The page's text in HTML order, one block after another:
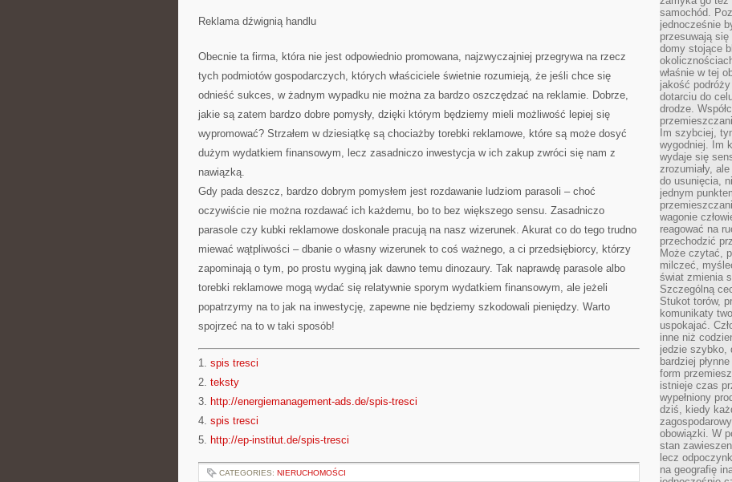
Reklama dźwignią handlu
Obecnie ta firma, która nie jest odpowiednio promowana, najzwyczajniej przegrywa na rzecz
tych podmiotów gospodarczych, których właściciele świetnie rozumieją, że jeśli chce się
odnieść sukces, w żadnym wypadku nie można za bardzo oszczędzać na reklamie. Dobrze,
jakie są zatem bardzo dobre pomysły, dzięki którym będziemy mieli możliwość lepiej się
wypromować? Strzałem w dziesiątkę są chociażby torebki reklamowe, które są może dosyć
dużym wydatkiem finansowym, lecz zasadniczo inwestycja w ich zakup zwróci się nam z
nawiązką.
Gdy pada deszcz, bardzo dobrym pomysłem jest rozdawanie ludziom parasoli – choć
oczywiście nie można rozdawać ich każdemu, bo to bez większego sensu. Zasadniczo
parasole czy kubki reklamowe doskonale pracują na nasz wizerunek. Akurat co do tego trudno
miewać wątpliwości – dbanie o własny wizerunek to coś ważnego, a ci przedsiębiorcy, którzy
zapominają o tym, po prostu wyginą jak dawno temu dinozaury. Tak naprawdę parasole albo
torebki reklamowe mogą wydać się relatywnie sporym wydatkiem finansowym, ale jeżeli
popatrzymy na to jak na inwestycję, zapewne nie będziemy szkodowali pieniędzy. Warto
spojrzeć na to w taki sposób!
1. spis tresci
2. teksty
3. http://energiemanagement-ads.de/spis-tresci
4. spis tresci
5. http://ep-institut.de/spis-tresci
CATEGORIES: NIERUCHOMOŚCI
samochód.
jednocześnie
przesuwają
domy stojące
właśnie w tej
jakość
dotarciu do
drodze.
Im szybciej,
wygodniej. Im
wydaje się
zrozumiały,
do usunięcia,
jednym
wagonie
reagować na
przechodzić
Może czytać,
milczeć,
świat zmienia
Szczególną
Stukot torów,
komunikaty
uspokajać.
inne niż
jedzie szybko,
bardziej
form
istnieje czas
wypełniony
dziś, kiedy
obowiązki. W
stan
lecz
na geografię